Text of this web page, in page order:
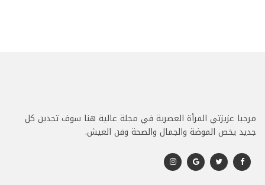
مرحبا عزيزتي المرأة العصرية في مجلة عالية هنا سوف تجدين كل
جديد يخص الموضة والجمال والصحة وفن العيش.